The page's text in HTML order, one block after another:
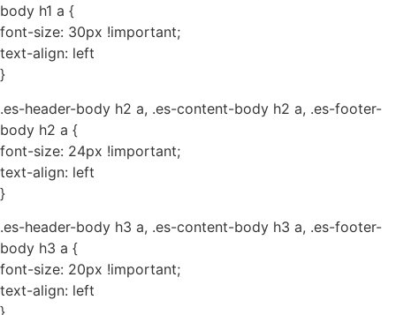
body h1 a {
font-size: 30px !important;
text-align: left
}
.es-header-body h2 a, .es-content-body h2 a, .es-footer-
body h2 a {
font-size: 24px !important;
text-align: left
}
.es-header-body h3 a, .es-content-body h3 a, .es-footer-
body h3 a {
font-size: 20px !important;
text-align: left